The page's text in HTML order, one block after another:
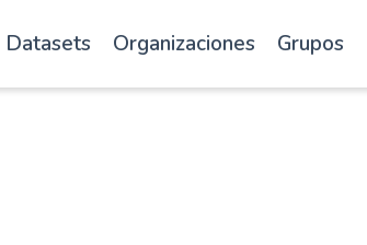
Datasets Organizaciones Grupos